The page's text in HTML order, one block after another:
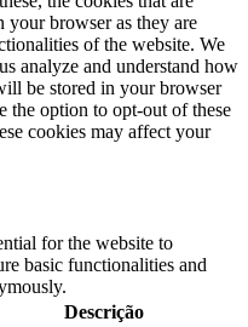
your browser as they are
of the website. We
analyze and understand how
be stored in your browser
the option to opt-out of these
cookies may affect your
for the website to
basic functionalities and
Descrição